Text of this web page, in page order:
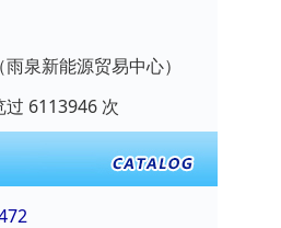
泉新能源贸易中心）
6113946 次